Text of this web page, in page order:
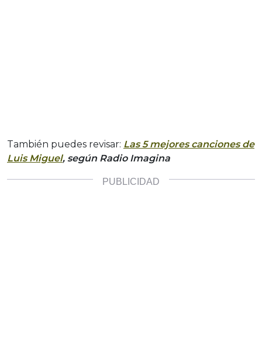
También puedes revisar: Las 5 mejores canciones de
Luis Miguel, según Radio Imagina